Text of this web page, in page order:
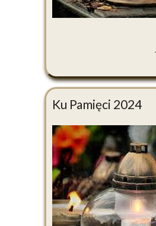
Ku Pamięci 2024